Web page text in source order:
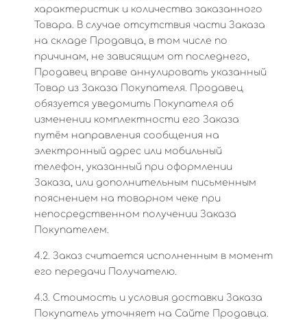
характеристик и количества заказанного
Товара. В случае отсутствия части Заказа
на складе Продавца, в том числе по
причинам, не зависящим от последнего,
Продавец вправе аннулировать указанный
Товар из Заказа Покупателя. Продавец
обязуется уведомить Покупателя об
изменении комплектности его Заказа
путём направления сообщения на
электронный адрес или мобильный
телефон, указанный при оформлении
Заказа, или дополнительным письменным
пояснением на товарном чеке при
непосредственном получении Заказа
Покупателем.
4.2. Заказ считается исполненным в момент
его передачи Получателю.
4.3. Стоимость и условия доставки Заказа
Покупатель уточняет на Сайте Продавца.